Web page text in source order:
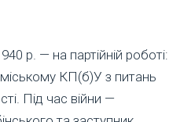
р. — на партійній роботі:
КП(б)У з питань
Під час війни —